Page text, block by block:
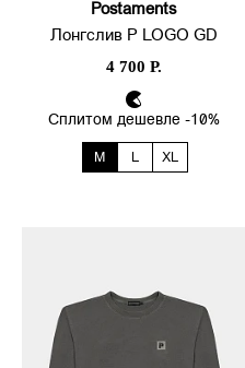
Postaments
Лонгслив P LOGO GD
4 700 Р.
Сплитом дешевле -10%
M L XL